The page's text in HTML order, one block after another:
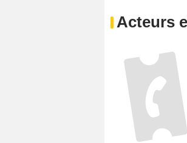
Acteurs